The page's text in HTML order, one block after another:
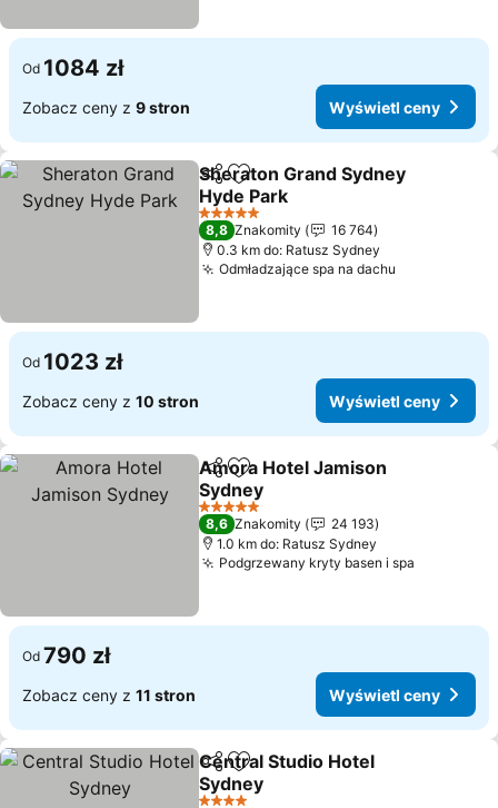
Od 1084 zł
Zobacz ceny z 9 stron Wyświetl ceny
UdostępnijDodaj do ulubionych
Sheraton Grand Sydney
Hyde Park
5 Kategoria
8,8 Znakomity
16 764
0.3 km do: Ratusz Sydney
Odmładzające spa na dachu
Od 1023 zł
Zobacz ceny z 10 stron Wyświetl ceny
Udostępnij
Dodaj do ulubionych
Amora Hotel Jamison
Sydney
5 Kategoria
8,6 Znakomity
24 193
1.0 km do: Ratusz Sydney
Podgrzewany kryty basen i spa
Od 790 zł
Zobacz ceny z 11 stron Wyświetl ceny
Udostępnij
Dodaj do ulubionych
Central Studio Hotel
Sydney